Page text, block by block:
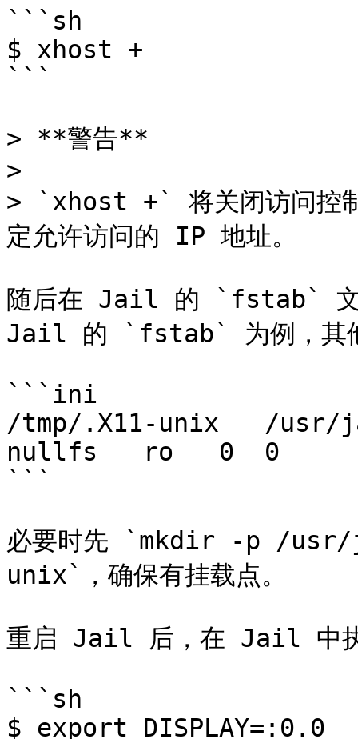
```sh
$ xhost +
```
> **警告**
>
> `xhost +` 将关闭访问控制
定允许访问的 IP 地址。
随后在 Jail 的 `fstab` 文
Jail 的 `fstab` 为例，其
```ini
/tmp/.X11-unix   /usr/
nullfs   ro   0  0
```
必要时先 `mkdir -p /
unix`，确保有挂载点。
重启 Jail 后，在 Jail 中
```sh
$ export DISPLAY=:0.0